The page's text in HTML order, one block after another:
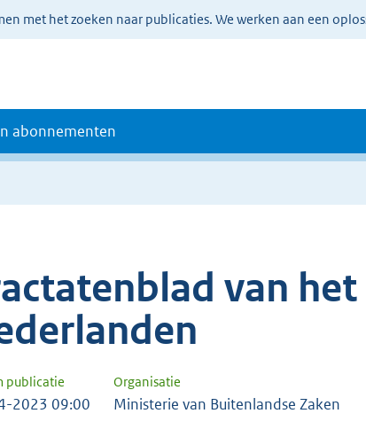
met het zoeken naar publicaties. We werken aan een
abonnementen
van
publicatie Organisatie
2023 09:00 Ministerie van Buitenlandse Zaken